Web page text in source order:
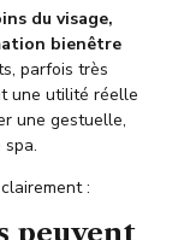
du visage,
bienêtre
parfois très
une utilité réelle
une gestuelle,
:
peuvent